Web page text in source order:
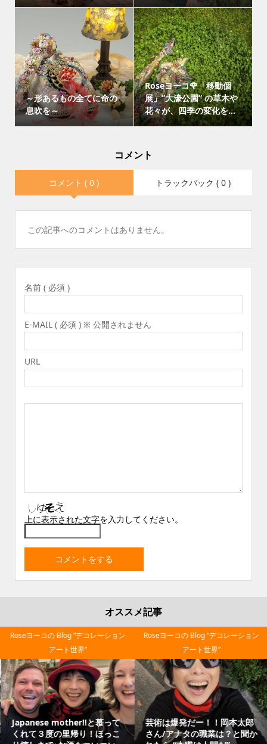
～形あるもの全てに命の
息吹を～
Roseヨーコ🌹「移動個
展」”大濠公園” の草木や
花々が、四季の変化を...
コメント
コメント ( 0 ) トラックバック ( 0 )
この記事へのコメントはありません。
名前 ( 必須 )
E-MAIL ( 必須 ) ※ 公開されません
URL
上に表示された文字を入力してください。
オススメ記事
Japanese mother‼と慕って
くれて３度の里帰り！ほっこ
Roseヨーコの Blog “デコレーション
アート世界”
芸術は爆発だー！！岡本太郎
さん/アナタの職業は？と聞か
Roseヨーコの Blog “デコレーション
アート世界”